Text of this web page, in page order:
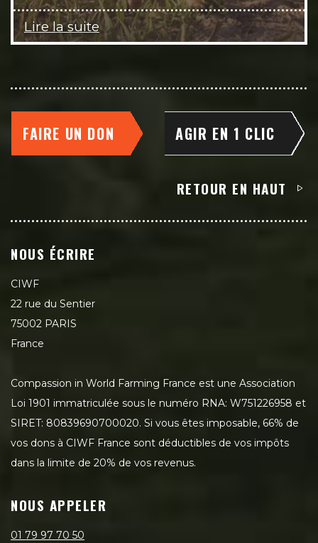
Lire la suite
FAIRE UN DON AGIR EN 1 CLIC
RETOUR EN HAUT
NOUS ÉCRIRE
CIWF
22 rue du Sentier
75002 PARIS
France
Compassion in World Farming France est une Association
Loi 1901 immatriculée sous le numéro RNA: W751226958 et
SIRET: 80839690700020. Si vous êtes imposable, 66% de
vos dons à CIWF France sont déductibles de vos impôts
dans la limite de 20% de vos revenus.
NOUS APPELER
01 79 97 70 50